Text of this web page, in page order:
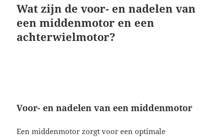
Wat zijn de voor- en nadelen van
een middenmotor en een
achterwielmotor?
Voor- en nadelen van een middenmotor
Een middenmotor zorgt voor een optimale